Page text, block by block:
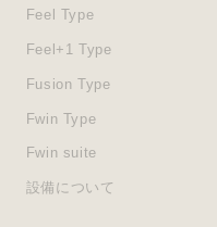
Feel Type
Feel+1 Type
Fusion Type
Fwin Type
Fwin suite
設備について